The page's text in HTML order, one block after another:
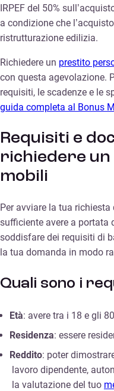
IRPEF del 50%
a condizione che
ristrutturazione edilizia.
Richiedere un prestito
con questa agevolazione.
requisiti, le scadenze e le
guida completa al Bonus
Requisiti e
richiedere
mobili
Per avviare la tua richiesta
sufficiente avere a portata
soddisfare dei requisiti di
la tua domanda in modo
Quali sono i
Età: avere tra i 18 e gli
Residenza: essere
Reddito: poter
lavoro dipendente,
la valutazione del tuo